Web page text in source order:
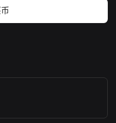
尔维亚丰富的文化和历史遗产
市场驱动模式。该货币支持
在促进对塞尔维亚发展至关